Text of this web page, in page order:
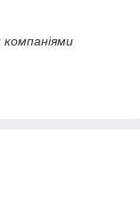
компаніями